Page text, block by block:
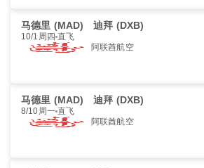
马德里 (MAD) 迪拜 (DXB)
10/1周四 直飞
阿联酋航空
马德里 (MAD) 迪拜 (DXB)
8/10周一 直飞
阿联酋航空